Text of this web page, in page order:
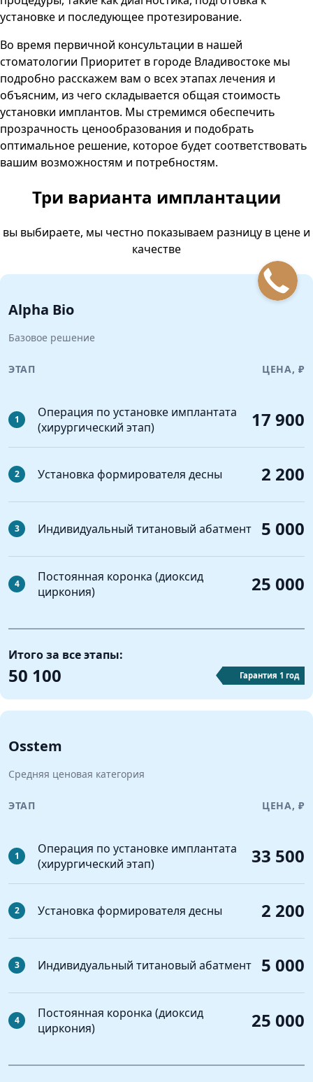
установке и последующее протезирование.
Во время первичной консультации в нашей
стоматологии Приоритет в городе Владивостоке мы
подробно расскажем вам о всех этапах лечения и
объясним, из чего складывается общая стоимость
установки имплантов. Мы стремимся обеспечить
прозрачность ценообразования и подобрать
оптимальное решение, которое будет соответствовать
вашим возможностям и потребностям.
Три варианта имплантации
вы выбираете, мы честно показываем разницу в цене и
качестве
Alpha Bio
Базовое решение
ЭТАП ЦЕНА, ₽
1
Операция по установке имплантата
(хирургический этап)
17 900
2 Установка формирователя десны 2 200
3 Индивидуальный титановый абатмент 5 000
4
Постоянная коронка (диоксид
циркония)
25 000
Итого за все этапы:
50 100 Гарантия 1 год
Osstem
Средняя ценовая категория
ЭТАП ЦЕНА, ₽
1
Операция по установке имплантата
(хирургический этап)
33 500
2 Установка формирователя десны 2 200
3 Индивидуальный титановый абатмент 5 000
4
Постоянная коронка (диоксид
циркония)
25 000